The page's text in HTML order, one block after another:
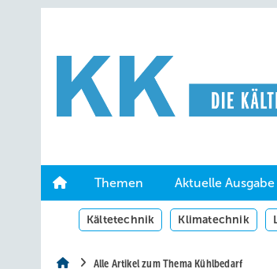
Hauptinhalt
Hauptmenü
Themen Aktuelle Ausgabe
Kältetechnik Klimatechnik
Alle Artikel zum Thema Kühlbedarf